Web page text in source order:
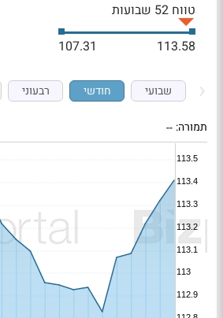
טווח 52 שבועות
113.58
107.31
שבועי חודשי רבעוני
תמורה: --